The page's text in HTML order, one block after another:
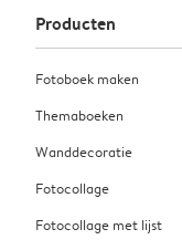
Producten
Fotoboek maken
Themaboeken
Wanddecoratie
Fotocollage
Fotocollage met lijst